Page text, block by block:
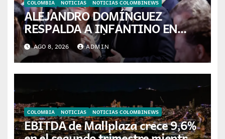
COLOMBIA NOTICIAS NOTICIAS COLOMBINEWS
ALEJANDRO DOMÍNGUEZ
RESPALDA A INFANTINO EN
CALI: «ES EL LÍDER DE LA
TRANSFORMACIÓN DEL
FÚTBOL»
AGO 8, 2026 ADMIN
COLOMBIA NOTICIAS NOTICIAS COLOMBINEWS
EBITDA de Mallplaza crece 9,6%